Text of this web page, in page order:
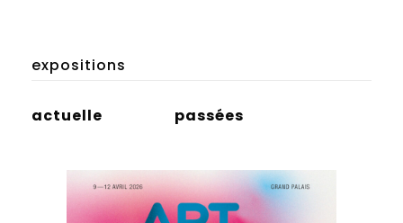
expositions
actuelle passées